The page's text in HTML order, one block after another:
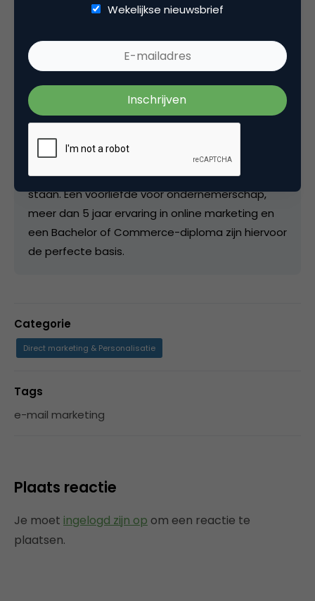
Gijs Heerkens
Internetondernemer bij
internetondernemer
Gijs Heerkens (1983) is een Nederlandse
internetondernemer
op te zetteninnovatieve internetconcepten
waarin automatisering en uitbesteding centraal
staan. Een voorliefde voor ondernemerschap,
meer dan 5 jaar ervaring in online marketing en
een Bachelor of Commerce-diploma zijn hiervoor
de perfecte basis.
Categorie
Direct marketing & Personalisatie
Tags
e-mail marketing
Plaats reactie
Je moet ingelogd zijn op om een reactie te
plaatsen.
Wekelijkse nieuwsbrief